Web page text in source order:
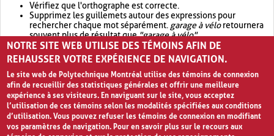
Vérifiez que l'orthographe est correcte.
Supprimez les guillemets autour des expressions pour
rechercher chaque mot séparément. garage à véloretournera
souvent plus de résultat que"garage à vélo".
Envisagez d'élargir votre recherche avec OR.garage OR vélo
retournera souvent plus de résultat quegarage à vélo
NOTRE SITE WEB UTILISE DES TÉMOINS AFIN DE
REHAUSSER VOTRE EXPÉRIENCE DE NAVIGATION.
Le site web de Polytechnique Montréal utilise des témoins de connexion
afin de recueillir des statistiques générales et offrir une meilleure
expérience à ses visiteurs. En naviguant sur le site, vous acceptez
l’utilisation de ces témoins selon les modalités spécifiées aux conditions
d’utilisation. Vous pouvez refuser les témoins de connexion en modifiant
vos paramètres de navigation. Pour en savoir plus sur le recours aux